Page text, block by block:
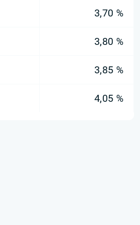
3,70 %
3,80 %
3,85 %
4,05 %